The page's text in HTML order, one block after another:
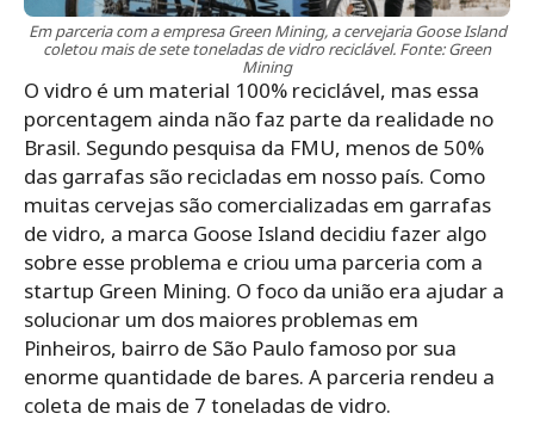
Em parceria com a empresa Green Mining, a cervejaria Goose Island
coletou mais de sete toneladas de vidro reciclável. Fonte: Green
Mining
O vidro é um material 100% reciclável, mas essa
porcentagem ainda não faz parte da realidade no
Brasil. Segundo pesquisa da FMU, menos de 50%
das garrafas são recicladas em nosso país. Como
muitas cervejas são comercializadas em garrafas
de vidro, a marca Goose Island decidiu fazer algo
sobre esse problema e criou uma parceria com a
startup Green Mining. O foco da união era ajudar a
solucionar um dos maiores problemas em
Pinheiros, bairro de São Paulo famoso por sua
enorme quantidade de bares. A parceria rendeu a
coleta de mais de 7 toneladas de vidro.